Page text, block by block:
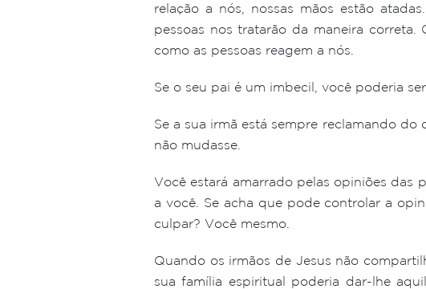
relação a nós, nossas mãos estão
pessoas nos tratarão da maneira
como as pessoas reagem a nós.
Se o seu pai é um imbecil, você poderia
Se a sua irmã está sempre reclamando
não mudasse.
Você estará amarrado pelas opiniões das
a você. Se acha que pode controlar a
culpar? Você mesmo.
Quando os irmãos de Jesus não
sua família espiritual poderia dar-lhe